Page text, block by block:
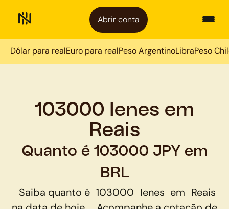
Abrir conta
Dólar para realEuro para realPeso ArgentinoLibraPeso
103000 Ienes em
Reais
Quanto é 103000 JPY em
BRL
Saiba quanto é 103000 Ienes em Reais